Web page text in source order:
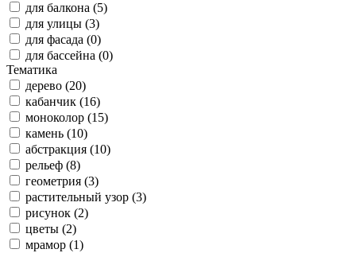
для балкона (5)
для улицы (3)
для фасада (0)
для бассейна (0)
Тематика
дерево (20)
кабанчик (16)
моноколор (15)
камень (10)
абстракция (10)
рельеф (8)
геометрия (3)
растительный узор (3)
рисунок (2)
цветы (2)
мрамор (1)